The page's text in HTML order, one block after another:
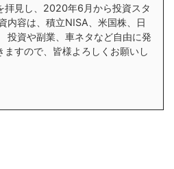
拝見し、2020年6月から投資スタ
内容は、積立NISA、米国株、日
投資や副業、車ネタなど自由に発
ますので、皆様よろしくお願いし